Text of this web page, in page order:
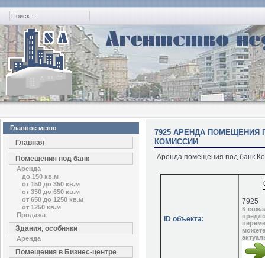
Главное меню
Главная
Помещения под банк
Аренда
до 150 кв.м
от 150 до 350 кв.м
от 350 до 650 кв.м
от 650 до 1250 кв.м
от 1250 кв.м
Продажа
Здания, особняки
Аренда
Помещения в Бизнес-центре
7925 АРЕНДА ПОМЕЩЕНИЯ
КОМИССИИ
Аренда помещения под банк
ID объекта:
7925
К